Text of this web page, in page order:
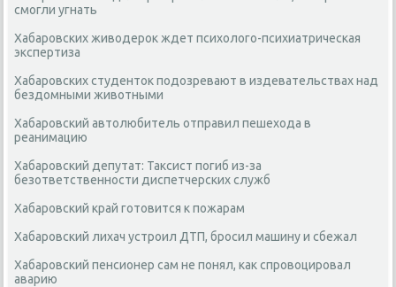
смогли угнать
Хабаровских живодерок ждет психолого-психиатрическая
экспертиза
Хабаровских студенток подозревают в издевательствах над
бездомными животными
Хабаровский автолюбитель отправил пешехода в
реанимацию
Хабаровский депутат: Таксист погиб из-за
безответственности диспетчерских служб
Хабаровский край готовится к пожарам
Хабаровский лихач устроил ДТП, бросил машину и сбежал
Хабаровский пенсионер сам не понял, как спровоцировал
аварию